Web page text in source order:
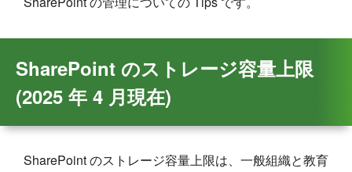
SharePoint のストレージ容量上限
(2025 年 4 月現在)
SharePoint のストレージ容量上限は、一般組織と教育